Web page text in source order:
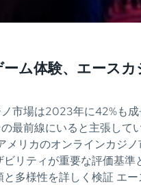
ム体験、エースカ
市場は2023年に42%も
最前線にいると主張し
メリカのオンラインカジ
リティが重要な評価基
多様性を詳しく検証 エ